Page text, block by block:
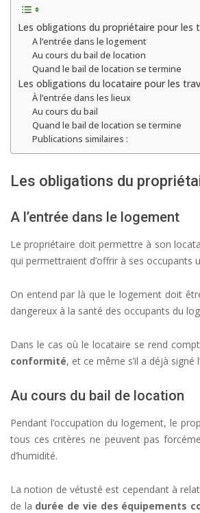
Les obligations du propriétaire pour les
A l’entrée dans le logement
Au cours du bail de location
Quand le bail de location se termine
Les obligations du locataire pour les
À l’entrée dans les lieux
Au cours du bail
Quand le bail de location se termine
Publications similaires :
Les obligations du
A l’entrée dans le logement
Le propriétaire doit permettre à son
qui permettraient d’offrir à ses
On entend par là que le logement doit
dangereux à la santé des occupants du
Dans le cas où le locataire se rend
conformité, et ce même s’il a déjà signé
Au cours du bail de location
Pendant l’occupation du logement, le
tous ces critères ne peuvent pas
d’humidité.
La notion de vétusté est cependant à
de la durée de vie des équipements